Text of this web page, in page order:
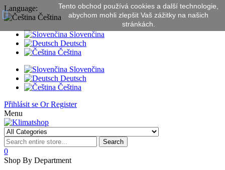
Tento obchod používá cookies a další technologie,
abychom mohli zlepšit Vaš zážitky na našich
stránkách.
Language:
Čeština
Slovenčina
Deutsch
Čeština
Slovenčina
Deutsch
Čeština
Přihlásit se OrRegister
Menu
Search
0
Shop By Department